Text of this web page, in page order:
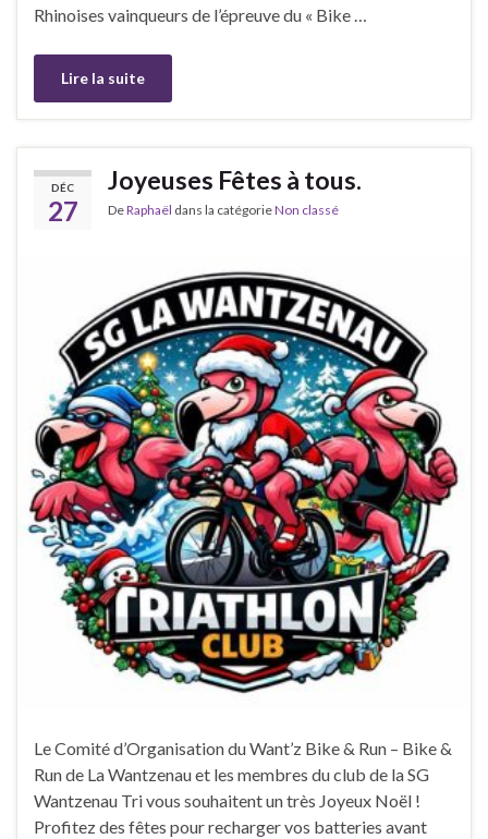
Rhinoises vainqueurs de l’épreuve du « Bike …
Lire la suite
DÉC
27
Joyeuses Fêtes à tous.
DeRaphaël dans la catégorieNon classé
Le Comité d’Organisation du Want’z Bike & Run – Bike &
Run de La Wantzenau et les membres du club de la SG
Wantzenau Tri vous souhaitent un très Joyeux Noël !
Profitez des fêtes pour recharger vos batteries avant